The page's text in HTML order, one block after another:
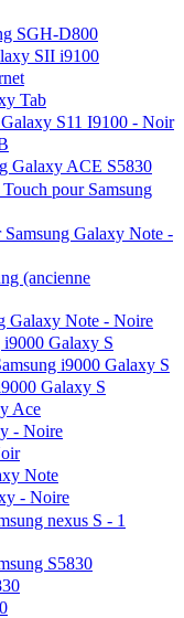
SGH-D800
SII i9100
Tab
S11 I9100 - Noir
Galaxy ACE S5830
pour Samsung
Galaxy Note -
(ancienne
Galaxy Note - Noire
Galaxy S
i9000 Galaxy S
Galaxy S
Ace
- Noire
Note
- Noire
nexus S - 1
S5830